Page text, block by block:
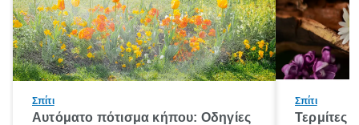
Σπίτι
Αυτόματο πότισμα κήπου: Οδηγίες
Σπίτι
Τερμίτες